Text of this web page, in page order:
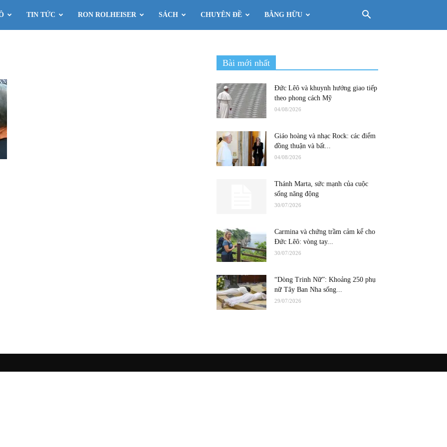
TIN TỨC RON ROLHEISER SÁCH CHUYÊN ĐỀ BẰNG HỮU
Bài mới nhất
Đức Lêô và khuynh hướng giao tiếp
theo phong cách Mỹ
04/08/2026
Giáo hoàng và nhạc Rock: các điểm
đồng thuận và bất...
04/08/2026
Thánh Marta, sức mạnh của cuộc
sống năng động
30/07/2026
Carmina và chứng trầm cảm kể cho
Đức Lêô: vòng tay...
30/07/2026
“Dòng Trinh Nữ”: Khoảng 250 phụ
nữ Tây Ban Nha sống...
29/07/2026